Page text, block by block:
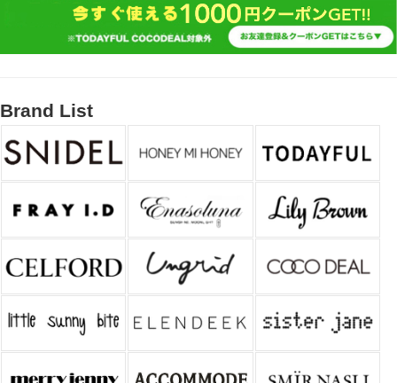
Brand List